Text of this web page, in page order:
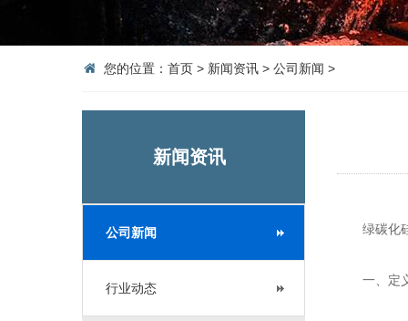
您的位置： 首页 > 新闻资讯 > 公司新闻 >
新闻资讯
公司新闻
行业动态
绿碳化硅
一、定义